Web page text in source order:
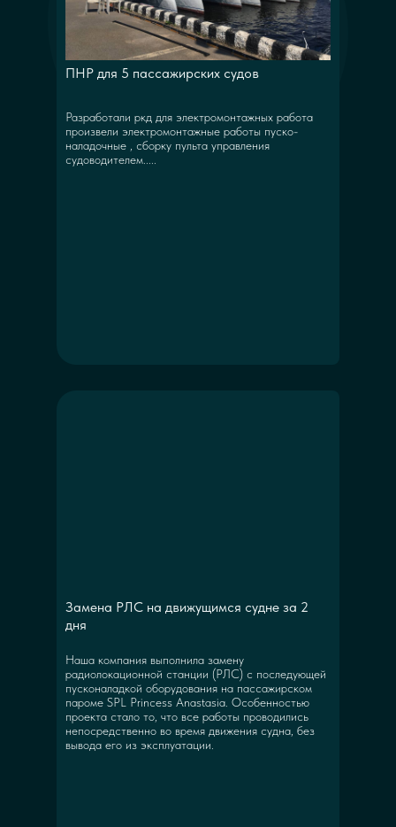
Наша компания выполнила замену
радиолокационной станции (РЛС) с последующей
пусконаладкой оборудования на пассажирском
пароме SPL Princess Anastasia. Особенностью
проекта стало то, что все работы проводились
непосредственно во время движения судна, без
вывода его из эксплуатации.
Замена РЛС на движущимся судне за 2
дня
Разработали ркд для электромонтажных работа
произвели электромонтажные работы пуско-
наладочные , сборку пульта управления
судоводителем.....
ПНР для 5 пассажирских судов